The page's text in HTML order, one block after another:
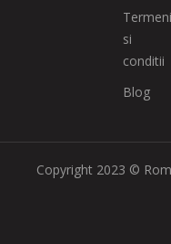
Termeni
si
conditii
Blog
Copyright 2023 ©